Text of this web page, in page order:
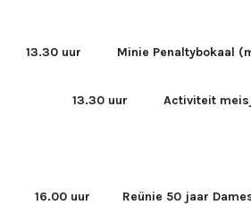
13.30 uur Minie Penaltybokaal
13.30 uur Activiteit
16.00 uur Reünie 50 jaar